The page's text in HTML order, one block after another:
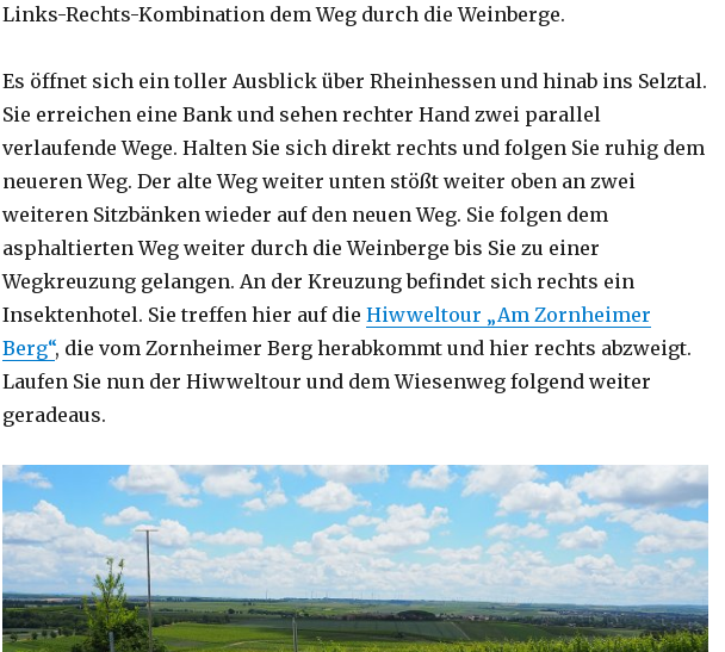
Links-Rechts-Kombination dem Weg durch die Weinberge.
Es öffnet sich ein toller Ausblick über Rheinhessen und hinab ins Selztal.
Sie erreichen eine Bank und sehen rechter Hand zwei parallel
verlaufende Wege. Halten Sie sich direkt rechts und folgen Sie ruhig dem
neueren Weg. Der alte Weg weiter unten stößt weiter oben an zwei
weiteren Sitzbänken wieder auf den neuen Weg. Sie folgen dem
asphaltierten Weg weiter durch die Weinberge bis Sie zu einer
Wegkreuzung gelangen. An der Kreuzung befindet sich rechts ein
Insektenhotel. Sie treffen hier auf die Hiwweltour „Am Zornheimer
Berg“, die vom Zornheimer Berg herabkommt und hier rechts abzweigt.
Laufen Sie nun der Hiwweltour und dem Wiesenweg folgend weiter
geradeaus.